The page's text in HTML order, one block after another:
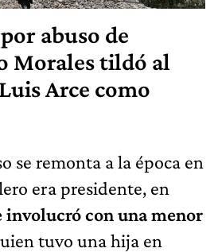
abuso de
Morales tildó al
Arce como
se remonta a la época en
era presidente, en
involucró con una menor
tuvo una hija en